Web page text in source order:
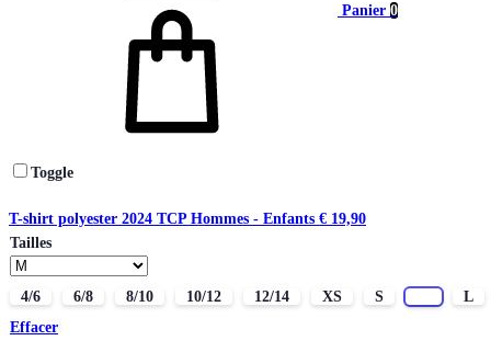
Panier 0
Toggle
T-shirt polyester 2024 TCP Hommes - Enfants € 19,90
Tailles
4/6 6/8 8/10 10/12 12/14 XS S
L
Effacer